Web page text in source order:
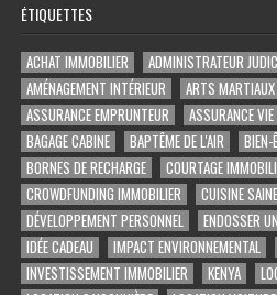
ÉTIQUETTES
ACHAT IMMOBILIER
ADMINISTRATEUR
AMÉNAGEMENT INTÉRIEUR
ARTS MARTIAUX
ASSURANCE EMPRUNTEUR
ASSURANCE VIE
BAGAGE CABINE
BAPTÊME DE L'AIR
BIEN-
BORNES DE RECHARGE
COURTAGE
CROWDFUNDING IMMOBILIER
CUISINE
DÉVELOPPEMENT PERSONNEL
ENDOSSER
IDÉE CADEAU
IMPACT ENVIRONNEMENTAL
INVESTISSEMENT IMMOBILIER
KENYA